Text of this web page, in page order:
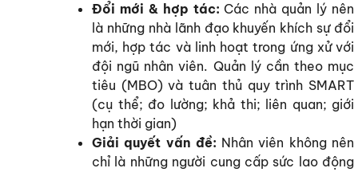
Đổi mới & hợp tác: Các nhà quản lý nên
là những nhà lãnh đạo khuyến khích sự đổi
mới, hợp tác và linh hoạt trong ứng xử với
đội ngũ nhân viên. Quản lý cần theo mục
tiêu (MBO) và tuân thủ quy trình SMART
(cụ thể; đo lường; khả thi; liên quan; giới
hạn thời gian)
Giải quyết vấn đề: Nhân viên không nên
chỉ là những người cung cấp sức lao động